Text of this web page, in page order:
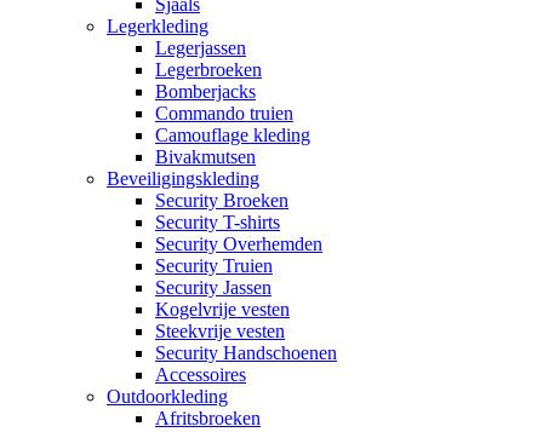
Legerkleding
Legerjassen
Legerbroeken
Bomberjacks
Commando truien
Camouflage kleding
Bivakmutsen
Beveiligingskleding
Security Broeken
Security T-shirts
Security Overhemden
Security Truien
Security Jassen
Kogelvrije vesten
Steekvrije vesten
Security Handschoenen
Accessoires
Outdoorkleding
Afritsbroeken